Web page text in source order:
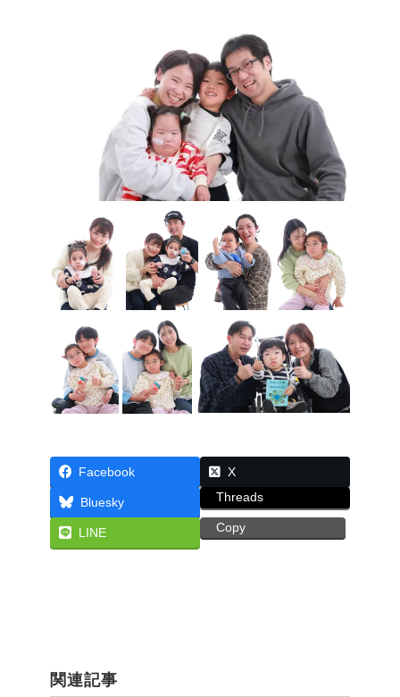
Facebook X
Bluesky Threads
LINE Copy
関連記事